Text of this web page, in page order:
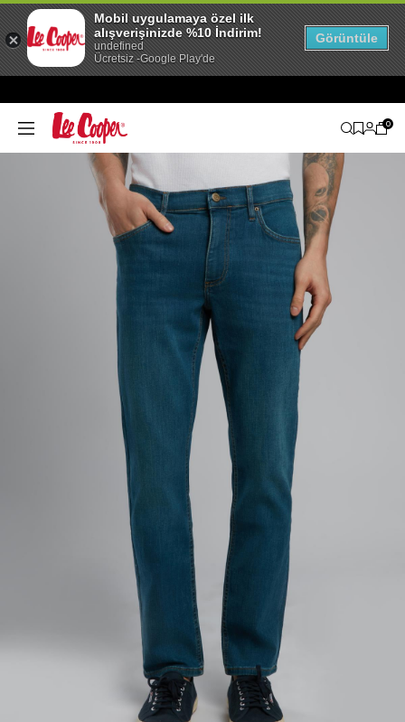
0
Mobil uygulamaya özel ilk
alışverişinizde %10 İndirim!
undefined
Ücretsiz -Google Play'de
Görüntüle